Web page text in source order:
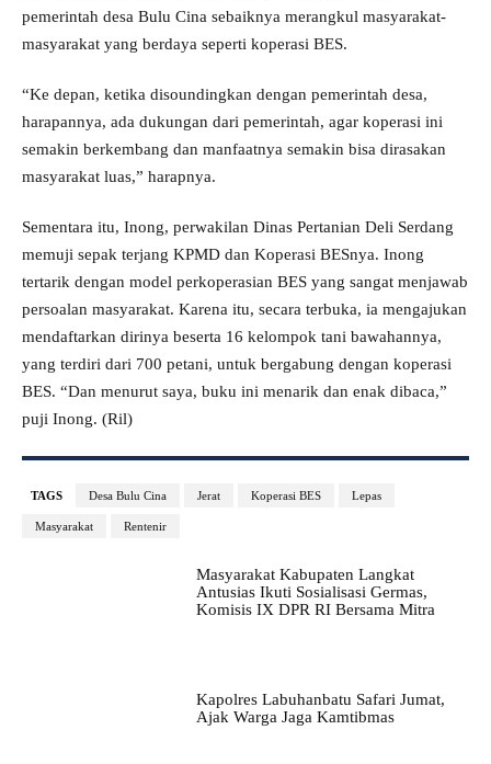
pemerintah desa Bulu Cina sebaiknya merangkul masyarakat-
masyarakat yang berdaya seperti koperasi BES.
“Ke depan, ketika disoundingkan dengan pemerintah desa,
harapannya, ada dukungan dari pemerintah, agar koperasi ini
semakin berkembang dan manfaatnya semakin bisa dirasakan
masyarakat luas,” harapnya.
Sementara itu, Inong, perwakilan Dinas Pertanian Deli Serdang
memuji sepak terjang KPMD dan Koperasi BESnya. Inong
tertarik dengan model perkoperasian BES yang sangat menjawab
persoalan masyarakat. Karena itu, secara terbuka, ia mengajukan
mendaftarkan dirinya beserta 16 kelompok tani bawahannya,
yang terdiri dari 700 petani, untuk bergabung dengan koperasi
BES. “Dan menurut saya, buku ini menarik dan enak dibaca,”
puji Inong. (Ril)
TAGS Desa Bulu Cina Jerat Koperasi BES Lepas
Masyarakat Rentenir
Masyarakat Kabupaten Langkat
Antusias Ikuti Sosialisasi Germas,
Komisis IX DPR RI Bersama Mitra
Kapolres Labuhanbatu Safari Jumat,
Ajak Warga Jaga Kamtibmas